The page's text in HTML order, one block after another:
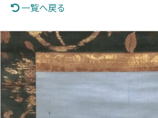
一覧へ戻る